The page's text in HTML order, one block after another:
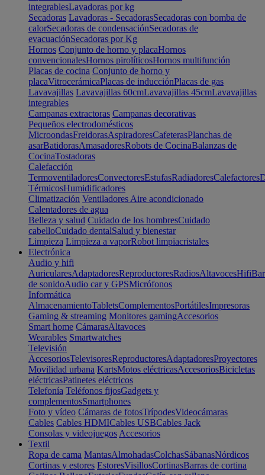
integrablesLavadoras por kg
Secadoras Lavadoras - SecadorasSecadoras con bomba de
calorSecadoras de condensaciónSecadoras de
evacuaciónSecadoras por Kg
Hornos Conjunto de horno y placaHornos
convencionalesHornos pirolíticosHornos multifunción
Placas de cocina Conjunto de horno y
placaVitrocerámicaPlacas de inducciónPlacas de gas
Lavavajillas Lavavajillas 60cmLavavajillas 45cmLavavajillas
integrables
Campanas extractoras Campanas decorativas
Pequeños electrodomésticos
MicroondasFreidorasAspiradoresCafeterasPlanchas de
asarBatidorasAmasadoresRobots de CocinaBalanzas de
CocinaTostadoras
Calefacción
TermoventiladoresConvectoresEstufasRadiadoresCalefactores
TérmicosHumidificadores
Climatización Ventiladores Aire acondicionado
Calentadores de agua
Belleza y salud Cuidado de los hombresCuidado
cabelloCuidado dentalSalud y bienestar
Limpieza Limpieza a vaporRobot limpiacristales
Electrónica
Audio y hifi
AuricularesAdaptadoresReproductoresRadiosAltavocesHifi
de sonidoAudio car y GPSMicrófonos
Informática
AlmacenamientoTabletsComplementosPortátilesImpresoras
Gaming & streaming Monitores gamingAccesorios
Smart home CámarasAltavoces
Wearables Smartwatches
Televisión
AccesoriosTelevisoresReproductoresAdaptadoresProyectores
Movilidad urbana KartsMotos eléctricasAccesoriosBicicletas
eléctricasPatinetes eléctricos
Telefonía Teléfonos fijosGadgets y
complementosSmartphones
Foto y vídeo Cámaras de fotosTrípodesVideocámaras
Cables Cables HDMICables USBCables Jack
Consolas y videojuegos Accesorios
Textil
Ropa de cama MantasAlmohadasColchasSábanasNórdicos
Cortinas y estores EstoresVisillosCortinasBarras de cortina